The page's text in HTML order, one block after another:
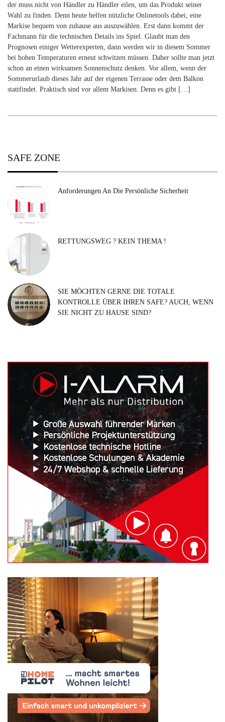
der muss nicht von Händler zu Händler eilen, um das Produkt seiner
Wahl zu finden. Denn heute helfen nützliche Onlinetools dabei, eine
Markise bequem von zuhause aus auszuwählen. Erst dann kommt der
Fachmann für die technischen Details ins Spiel. Glaubt man den
Prognosen einiger Wetterexperten, dann werden wir in diesem Sommer
bei hohen Temperaturen erneut schwitzen müssen. Daher sollte man jetzt
schon an einen wirksamen Sonnenschutz denken. Vor allem, wenn der
Sommerurlaub dieses Jahr auf der eigenen Terrasse oder dem Balkon
stattfindet. Praktisch sind vor allem Markisen. Denn es gibt […]
SAFE ZONE
Anforderungen An Die Persönliche Sicherheit
RETTUNGSWEG ? KEIN THEMA !
SIE MÖCHTEN GERNE DIE TOTALE
KONTROLLE ÜBER IHREN SAFE? AUCH, WENN
SIE NICHT ZU HAUSE SIND?